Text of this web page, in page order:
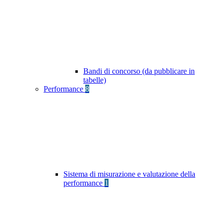
Bandi di concorso (da pubblicare in
tabelle)
Performance 8
Sistema di misurazione e valutazione della
performance 1